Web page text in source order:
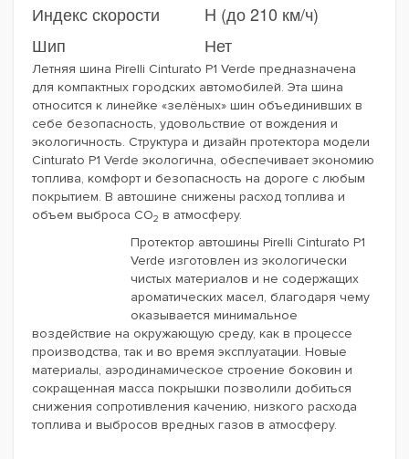
Индекс скорости
H (до 210 км/ч)
Шип
Нет
Летняя шина Pirelli Cinturato P1 Verde предназначена
для компактных городских автомобилей. Эта шина
относится к линейке «зелёных» шин объединивших в
себе безопасность, удовольствие от вождения и
экологичность. Структура и дизайн протектора модели
Cinturato P1 Verde экологична, обеспечивает экономию
топлива, комфорт и безопасность на дороге с любым
покрытием. В автошине снижены расход топлива и
объем выброса CO2 в атмосферу.
Протектор автошины Pirelli Cinturato P1
Verde изготовлен из экологически
чистых материалов и не содержащих
ароматических масел, благодаря чему
оказывается минимальное
воздействие на окружающую среду, как в процессе
производства, так и во время эксплуатации. Новые
материалы, аэродинамическое строение боковин и
сокращенная масса покрышки позволили добиться
снижения сопротивления качению, низкого расхода
топлива и выбросов вредных газов в атмосферу.